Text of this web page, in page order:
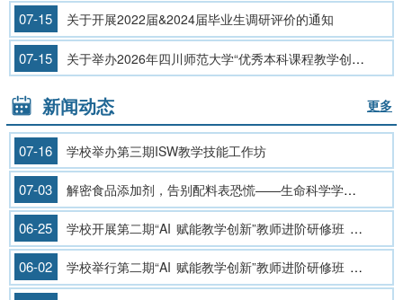
07-15 关于开展2022届&2024届毕业生调研评价的通知
07-15 关于举办2026年四川师范大学“优秀本科课程教学创新”暨四川省第七届高校教师教学创新大赛校内预选赛的通知
更多
新闻动态
07-16 学校举办第三期ISW教学技能工作坊
07-03 解密食品添加剂，告别配料表恐慌——生命科学学院举办食品添加剂科普展
06-25 学校开展第二期“AI 赋能教学创新”教师进阶研修班 “智教工坊”系列培训
06-02 学校举行第二期“AI 赋能教学创新”教师进阶研修班 开班式及首场讲座